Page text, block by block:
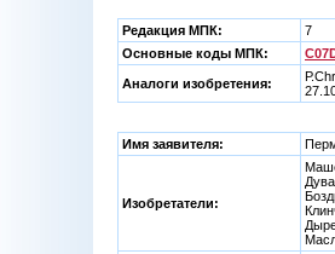
Редакция МПК:
7
Основные коды МПК:
Аналоги изобретения:
Имя заявителя:
Изобретатели: